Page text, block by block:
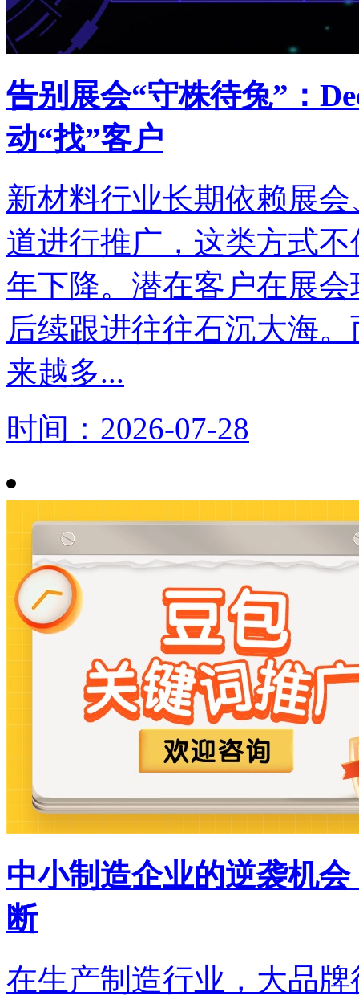
告别展会“守株待兔”：
动“找”客户
新材料行业长期依赖展
道进行推广，这类方式
年下降。潜在客户在展
后续跟进往往石沉大海
来越多...
时间：2026-07-28
中小制造企业的逆袭机
断
在生产制造行业，大品